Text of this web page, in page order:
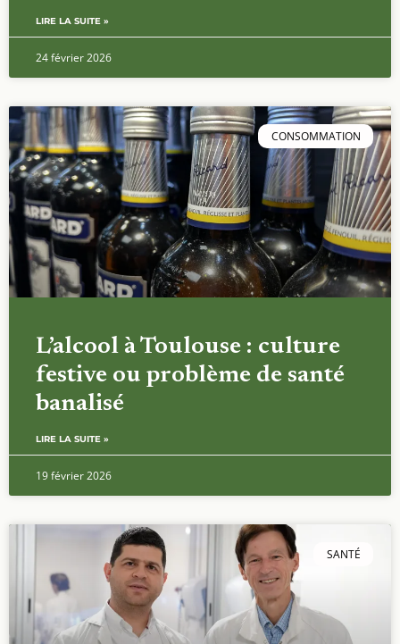
LIRE LA SUITE »
24 février 2026
CONSOMMATION
L’alcool à Toulouse : culture
festive ou problème de santé
banalisé
LIRE LA SUITE »
19 février 2026
SANTÉ